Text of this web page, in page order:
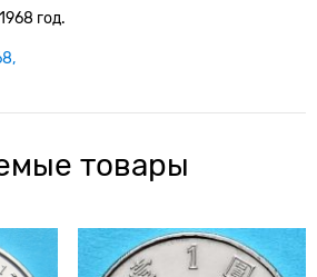
год.
товары